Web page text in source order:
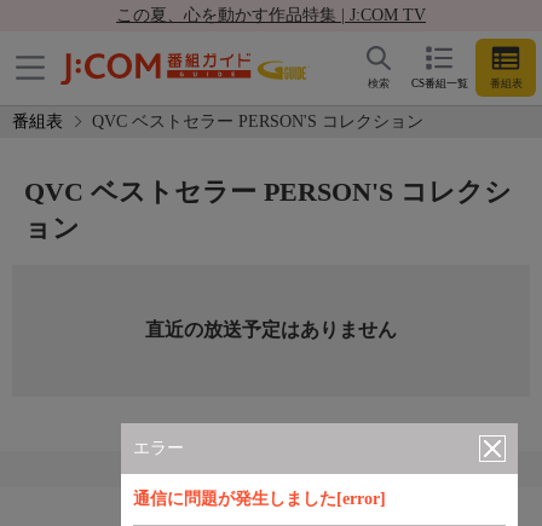
この夏、心を動かす作品特集 | J:COM TV
CS番組一覧 番組表
検索
番組表 QVC ベストセラー PERSON'S コレクション
エラー
通信に問題が発生しました[error]
QVC ベストセラー PERSON'S コレクシ
ョン
直近の放送予定はありません